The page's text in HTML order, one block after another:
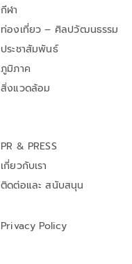
กีฬา
ท่องเที่ยว – ศิลปวัฒนธรรม
ประชาสัมพันธ์
ภูมิภาค
สิ่งแวดล้อม
PR & PRESS
เกี่ยวกับเรา
ติดต่อและ สนับสนุน
Privacy Policy